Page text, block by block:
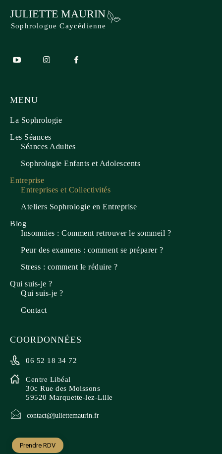
JULIETTE MAURIN
Sophrologue Caycédienne
MENU
La Sophrologie
Les Séances
Séances Adultes
Sophrologie Enfants et Adolescents
Entreprise
Entreprises et Collectivités
Ateliers Sophrologie en Entreprise
Blog
Insomnies : Comment retrouver le sommeil ?
Peur des examens : comment se préparer ?
Stress : comment le réduire ?
Qui suis-je ?
Qui suis-je ?
Contact
COORDONNÉES
06 52 18 34 72
Centre Libéal
30c Rue des Moissons
59520 Marquette-lez-Lille
contact@juliettemaurin.fr
Prendre RDV